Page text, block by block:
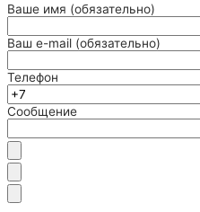
Ваше имя (обязательно)
Ваш e-mail (обязательно)
Телефон
Сообщение